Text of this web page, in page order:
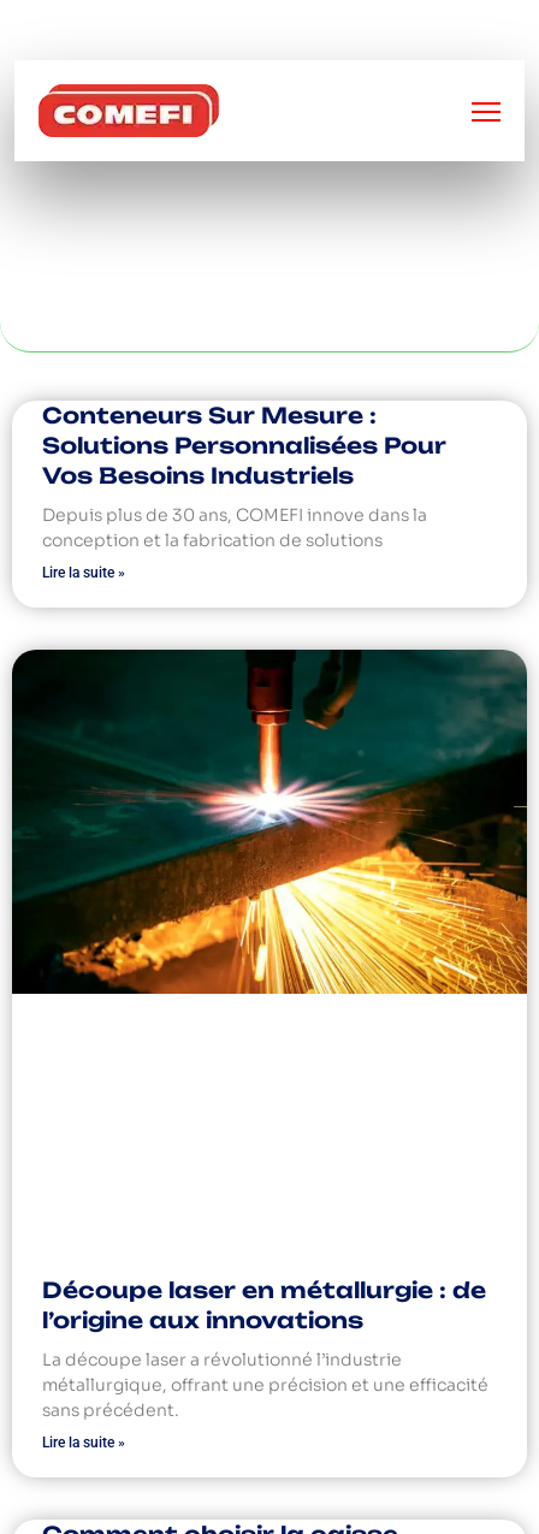
USINAGE LASER À
Conteneurs Sur Mesure :
Solutions Personnalisées Pour
Vos Besoins Industriels
Depuis plus de 30 ans, COMEFI innove dans la
conception et la fabrication de solutions
Lire la suite »
Découpe laser en métallurgie : de
l’origine aux innovations
La découpe laser a révolutionné l’industrie
métallurgique, offrant une précision et une efficacité
sans précédent.
Lire la suite »